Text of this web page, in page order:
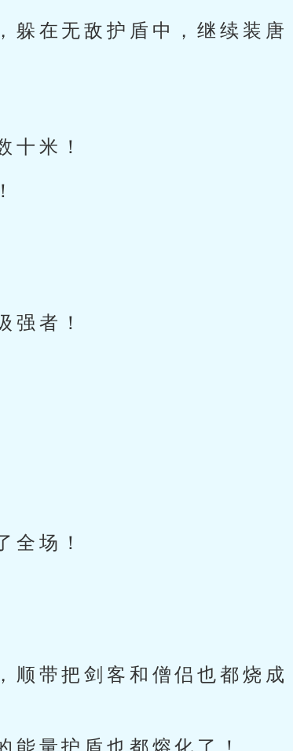
躲在无敌护盾中，继续装唐
十米！
强者！
全场！
顺带把剑客和僧侣也都烧成